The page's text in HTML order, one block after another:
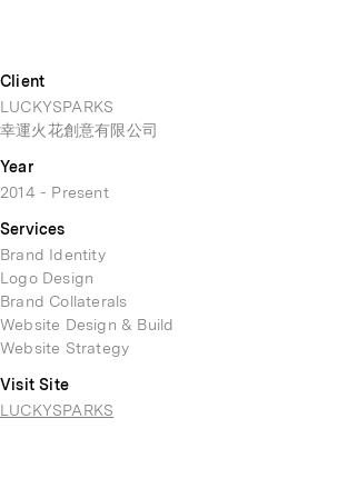
Client
LUCKYSPARKS
幸運火花創意有限公司
Year
2014 - Present
Services
Brand Identity
Logo Design
Brand Collaterals
Website Design & Build
Website Strategy
Visit Site
LUCKYSPARKS